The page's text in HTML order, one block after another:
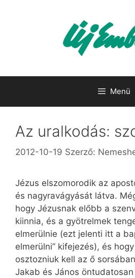
Menü
Az uralkodás:
2012-10-19 Szerző:
Jézus elszomorodik az
és nagyravágyását látva.
hogy Jézusnak előbb a
kiinnia, és a gyötrelmek
elmerülnie (ezt jelenti itt a
elmerülni” kifejezés), és
osztozniuk kell az ő
Jakab és János